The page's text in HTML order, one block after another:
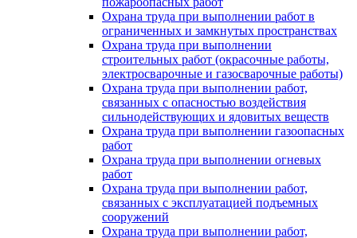
Охрана труда при выполнении работ в
ограниченных и замкнутых пространствах
Охрана труда при выполнении
строительных работ (окрасочные работы,
электросварочные и газосварочные работы)
Охрана труда при выполнении работ,
связанных с опасностью воздействия
сильнодействующих и ядовитых веществ
Охрана труда при выполнении газоопасных
работ
Охрана труда при выполнении огневых
работ
Охрана труда при выполнении работ,
связанных с эксплуатацией подъемных
сооружений
Охрана труда при выполнении работ,